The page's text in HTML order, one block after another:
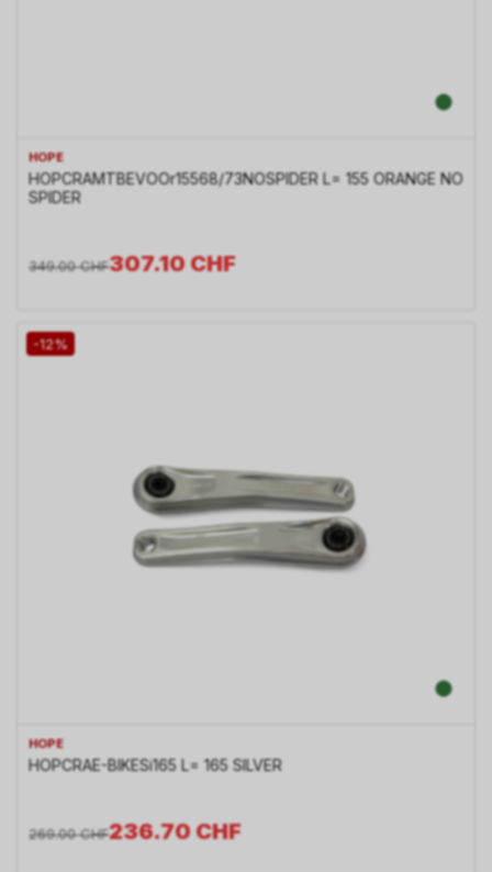
HOPE
HOPCRAMTBEVOOr15568/73NOSPIDER L= 155 ORANGE NO
SPIDER
307.10CHF
349.00 CHF
-12%
HOPE
HOPCRAE-BIKESi165 L= 165 SILVER
236.70CHF
269.00 CHF